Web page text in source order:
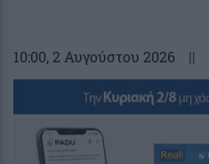
10:00, 2 Αυγούστου 2026 ||